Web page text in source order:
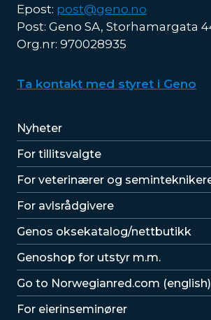
Epost: post@geno.no
Post: Geno SA, Storhamargata
Org.nr: 970028935
Ta kontakt med styret i Geno
Lenker
Nyheter
For tillitsvalgte
For veterinærer og
For avlsrådgivere
Lenker
Genos oksekatalog/nettbutikk
Genoshop for utstyr m.m.
Go to Norwegianred.com (english)
For eierinseminører